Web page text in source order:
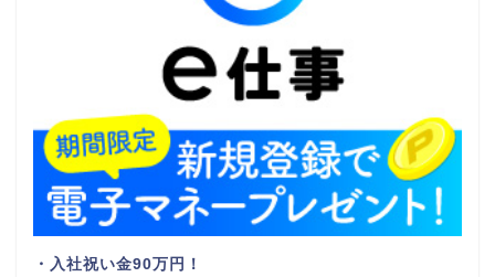
・入社祝い金90万円！